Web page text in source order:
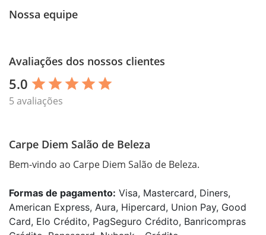
Nossa equipe
Avaliações dos nossos clientes
5.0 star star star star star
5 avaliações
Carpe Diem Salão de Beleza
Bem-vindo ao Carpe Diem Salão de Beleza.
Formas de pagamento: Visa, Mastercard, Diners,
American Express, Aura, Hipercard, Union Pay, Good
Card, Elo Crédito, PagSeguro Crédito, Banricompras